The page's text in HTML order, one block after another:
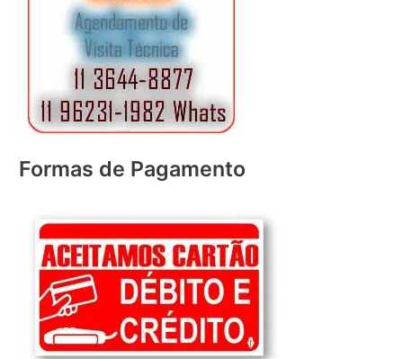
Formas de Pagamento